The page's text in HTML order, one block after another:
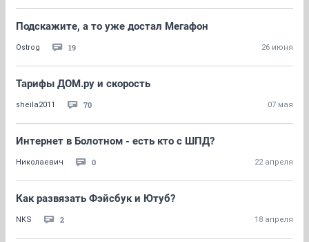
Подскажите, а то уже достал Мегафон
Ostrog 19 26 июня
Тарифы ДОМ.ру и скорость
sheila2011 70 07 мая
Интернет в Болотном - есть кто с ШПД?
Николаевич 0 22 апреля
Как развязать Фэйсбук и Ютуб?
NKS 2 18 апреля